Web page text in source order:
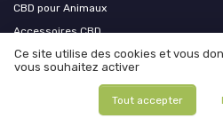
CBD pour Animaux
Accessoires CBD
Les plus lus
One bud : la technique de culture de
Ce site utilise des cookies et vous
vous souhaitez activer
Tout accepter